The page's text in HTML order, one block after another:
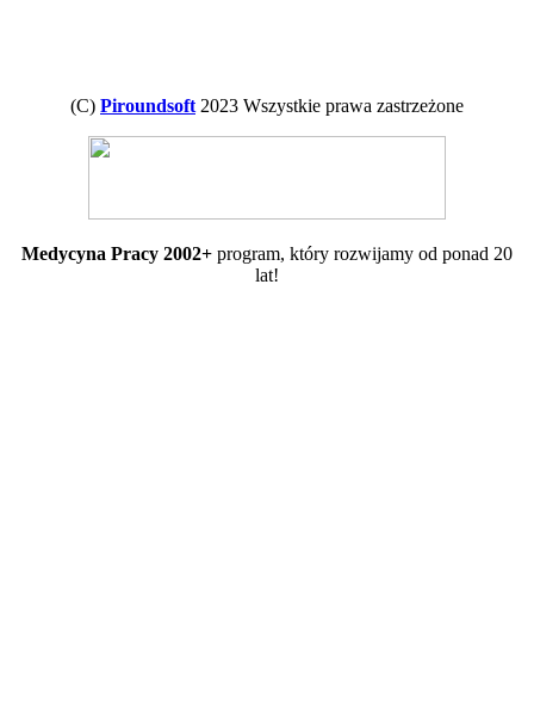
(C) Piroundsoft 2023 Wszystkie prawa zastrzeżone
Medycyna Pracy 2002+ program, który rozwijamy od ponad 20
lat!